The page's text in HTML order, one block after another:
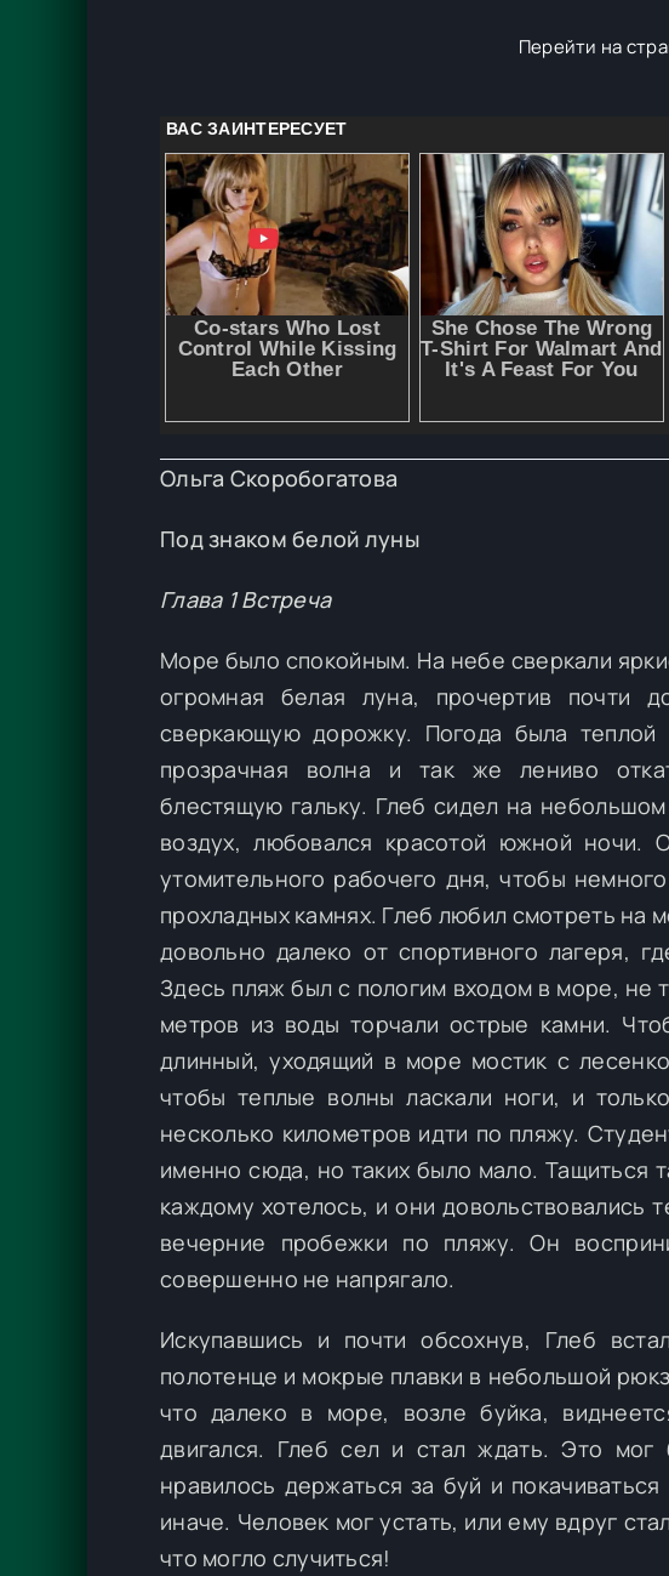
Перейти на
Ольга Скоробогатова
Под знаком белой луны
Глава 1 Встреча
Море было спокойным. На небе сверкали
огромная белая луна, прочертив почти
сверкающую дорожку. Погода была
прозрачная волна и так же лениво
блестящую гальку. Глеб сидел на
воздух, любовался красотой южной ночи.
утомительного рабочего дня, чтобы
прохладных камнях. Глеб любил смотреть на
довольно далеко от спортивного лагеря,
Здесь пляж был с пологим входом в море, не
метров из воды торчали острые камни.
длинный, уходящий в море мостик с
чтобы теплые волны ласкали ноги, и
несколько километров идти по пляжу.
именно сюда, но таких было мало. Тащиться
каждому хотелось, и они довольствовались
вечерние пробежки по пляжу. Он
совершенно не напрягало.
Искупавшись и почти обсохнув, Глеб
полотенце и мокрые плавки в небольшой
что далеко в море, возле буйка,
двигался. Глеб сел и стал ждать. Это мог
нравилось держаться за буй и
иначе. Человек мог устать, или ему вдруг
что могло случиться!